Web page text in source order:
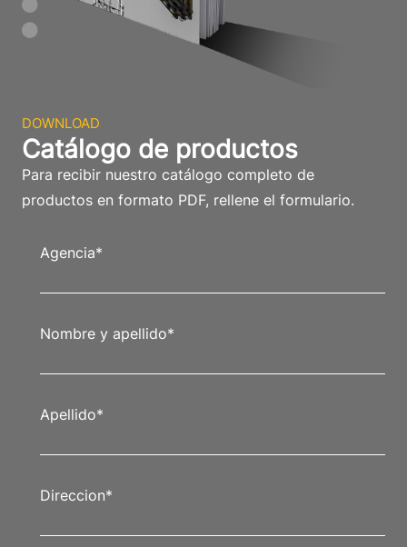
DOWNLOAD
Catálogo de productos
Para recibir nuestro catálogo completo de
productos en formato PDF, rellene el formulario.
Agencia*
Nombre y apellido*
Apellido*
Direccion*